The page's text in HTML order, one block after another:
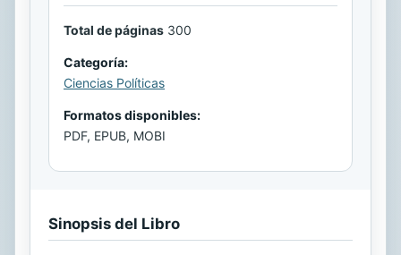
Total de páginas 300
Categoría:
Ciencias Políticas
Formatos disponibles:
PDF, EPUB, MOBI
Sinopsis del Libro